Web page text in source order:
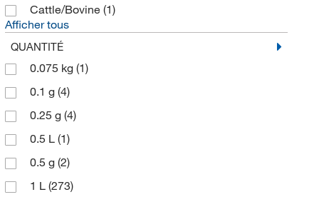
Invitrogen(504)
Ion Torrent(1)
Cattle/Bovine (1)
Afficher tous
QUANTITÉ
0.075 kg (1)
0.1 g (4)
0.25 g (4)
0.5 L (1)
0.5 g (2)
1 L (273)